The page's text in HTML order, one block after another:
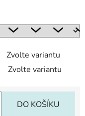
Zvolte variantu
Zvolte variantu
DO KOŠÍKU